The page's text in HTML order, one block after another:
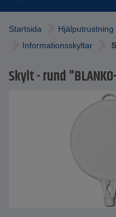
Startsida Hjälputrustning
Informationsskyltar
Skylt - rund